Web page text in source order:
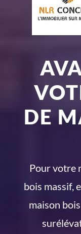
DE
Pour votre
bois massif,
maison